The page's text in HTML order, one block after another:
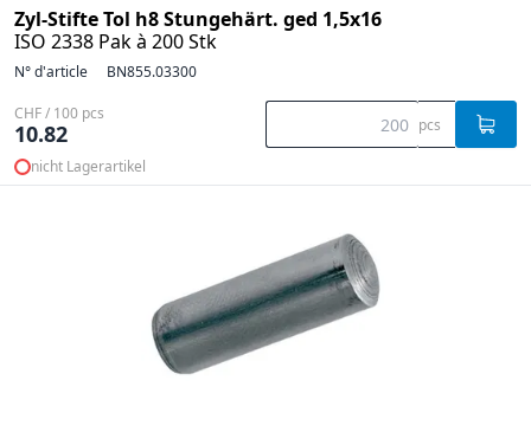
Zyl-Stifte Tol h8 Stungehärt. ged 1,5x16
ISO 2338 Pak à 200 Stk
N° d'article BN855.03300
CHF / 100 pcs
10.82 pcs
nicht Lagerartikel